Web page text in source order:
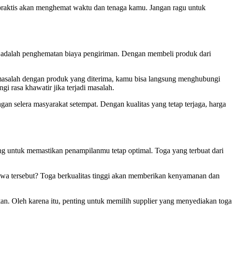
akan menghemat waktu dan tenaga kamu. Jangan ragu untuk
penghematan biaya pengiriman. Dengan membeli produk dari
dengan produk yang diterima, kamu bisa langsung menghubungi
rasa khawatir jika terjadi masalah.
selera masyarakat setempat. Dengan kualitas yang tetap terjaga, harga
untuk memastikan penampilanmu tetap optimal. Toga yang terbuat dari
tersebut? Toga berkualitas tinggi akan memberikan kenyamanan dan
Oleh karena itu, penting untuk memilih supplier yang menyediakan toga